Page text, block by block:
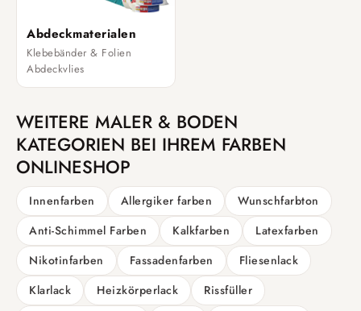
Abdeckmaterialen
Klebebänder & Folien
Abdeckvlies
WEITERE MALER & BODEN
KATEGORIEN BEI IHREM FARBEN
ONLINESHOP
Innenfarben Allergiker farben
Wunschfarbton
Anti-Schimmel Farben
Kalkfarben
Latexfarben
Nikotinfarben
Fassadenfarben
Fliesenlack
Klarlack
Heizkörperlack
Rissfüller